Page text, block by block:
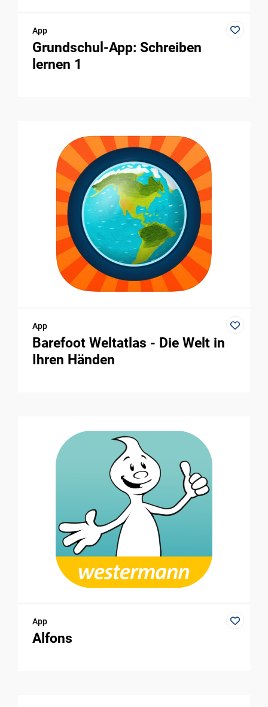
App
Grundschul-App: Schreiben
lernen 1
App
Barefoot Weltatlas - Die Welt in
Ihren Händen
App
Alfons